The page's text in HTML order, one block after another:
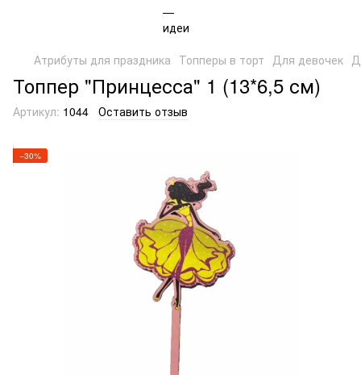
Атрибуты для праздника Топперы в торт Для девочек
Топпер "Принцесса" 1 (13*6,5 см)
Артикул: 1044 Оставить отзыв
−30%